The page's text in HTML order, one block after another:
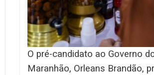
O pré-candidato ao Governo
Maranhão, Orleans Brandão,